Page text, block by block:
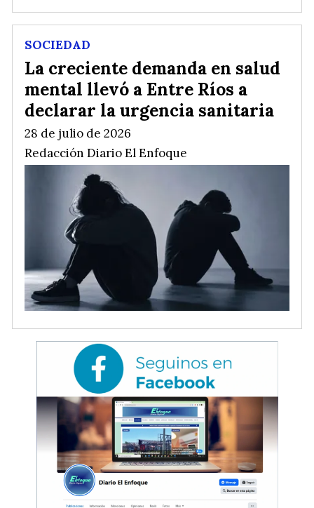
La creciente demanda en salud
mental llevó a Entre Ríos a
declarar la urgencia sanitaria
Redacción Diario El Enfoque
SOCIEDAD
28 de julio de 2026